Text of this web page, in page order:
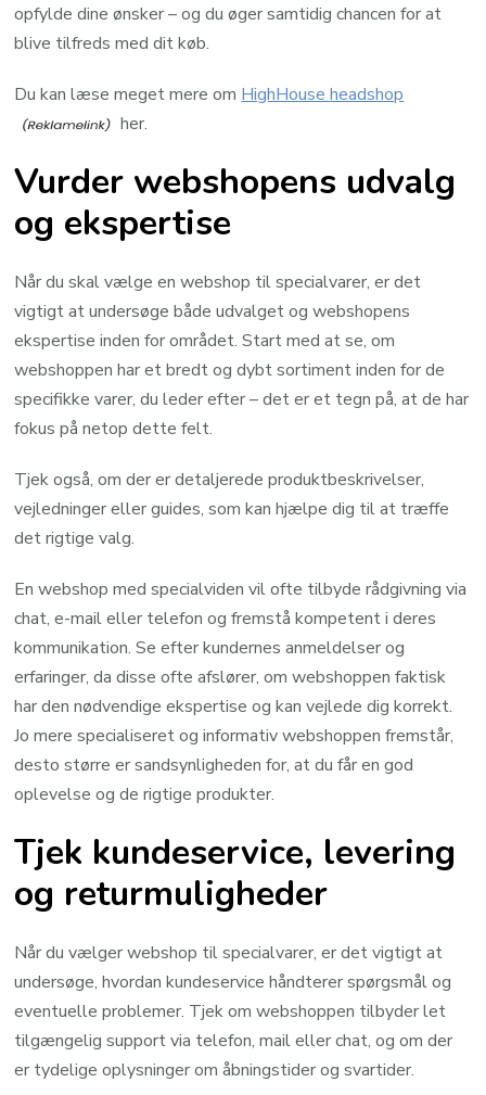
opfylde dine ønsker – og du øger samtidig chancen for at
blive tilfreds med dit køb.
Du kan læse meget mere om HighHouse headshop
her.
Vurder webshopens udvalg
og ekspertise
Når du skal vælge en webshop til specialvarer, er det
vigtigt at undersøge både udvalget og webshopens
ekspertise inden for området. Start med at se, om
webshoppen har et bredt og dybt sortiment inden for de
specifikke varer, du leder efter – det er et tegn på, at de har
fokus på netop dette felt.
Tjek også, om der er detaljerede produktbeskrivelser,
vejledninger eller guides, som kan hjælpe dig til at træffe
det rigtige valg.
En webshop med specialviden vil ofte tilbyde rådgivning via
chat, e-mail eller telefon og fremstå kompetent i deres
kommunikation. Se efter kundernes anmeldelser og
erfaringer, da disse ofte afslører, om webshoppen faktisk
har den nødvendige ekspertise og kan vejlede dig korrekt.
Jo mere specialiseret og informativ webshoppen fremstår,
desto større er sandsynligheden for, at du får en god
oplevelse og de rigtige produkter.
Tjek kundeservice, levering
og returmuligheder
Når du vælger webshop til specialvarer, er det vigtigt at
undersøge, hvordan kundeservice håndterer spørgsmål og
eventuelle problemer. Tjek om webshoppen tilbyder let
tilgængelig support via telefon, mail eller chat, og om der
er tydelige oplysninger om åbningstider og svartider.